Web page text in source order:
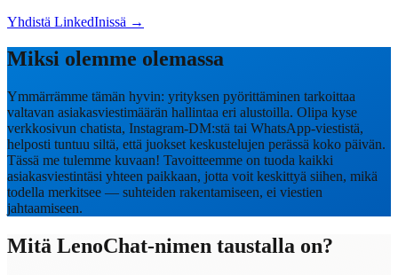
Yhdistä LinkedInissä →
Miksi olemme olemassa
Ymmärrämme tämän hyvin: yrityksen pyörittäminen tarkoittaa
valtavan asiakasviestimäärän hallintaa eri alustoilla. Olipa kyse
verkkosivun chatista, Instagram-DM:stä tai WhatsApp-viestistä,
helposti tuntuu siltä, että juokset keskustelujen perässä koko päivän.
Tässä me tulemme kuvaan! Tavoitteemme on tuoda kaikki
asiakasviestintäsi yhteen paikkaan, jotta voit keskittyä siihen, mikä
todella merkitsee — suhteiden rakentamiseen, ei viestien
jahtaamiseen.
Mitä LenoChat-nimen taustalla on?